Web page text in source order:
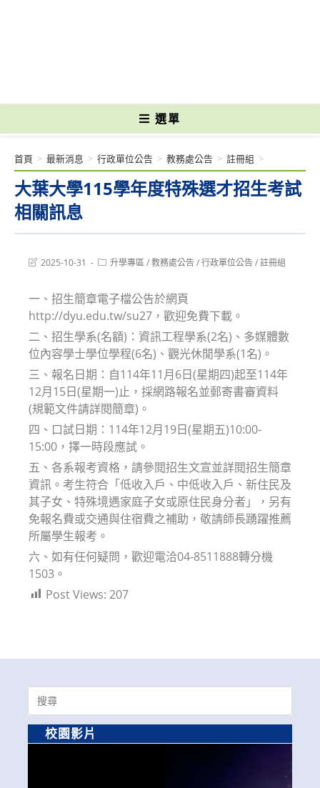
選單
大葉大學115學年度特殊選才招生考試
相關訊息
首頁 > 最新消息 > 行政單位公告 > 教務處公告 > 註冊組 >
Post2025-10-31
Post升學專區/教務處公告/行政單位公告/註冊組
一、招生簡章電子檔公告於網頁
http://dyu.edu.tw/su27，歡迎免費下載。
二、招生學系(名額)：資訊工程學系(2名)、多媒體數
位內容學士學位學程(6名)、觀光休閒學系(1名)。
三、報名日期：自114年11月6日(星期四)起至114年
12月15日(星期一)止，採網路報名並郵寄書審資料
(規範文件請詳閱簡章)。
四、口試日期：114年12月19日(星期五)10:00-
15:00，擇一時段應試。
五、各系報考資格，請參閱招生文宣並詳閱招生簡章
資訊。考生符合「低收入戶、中低收入戶、新住民及
其子女、特殊境遇家庭子女或原住民身分者」，另有
免報名費或交通與住宿費之補助，敬請師長踴躍推薦
所屬學生報考。
六、如有任何疑問，歡迎電洽04-8511888轉分機
1503。
Post Views: 207
Search
for:
校園影片